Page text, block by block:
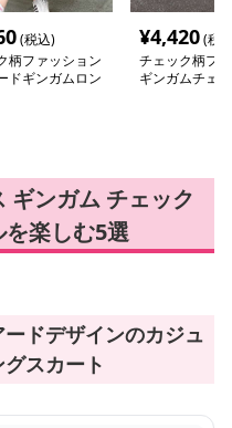
(税込)
柄ファッション
ドギンガムロン
¥4,420(税
チェック柄フ
ギンガムチェ
ギンガム チェック
楽しむ5選
ドデザインのカジュ
スカート